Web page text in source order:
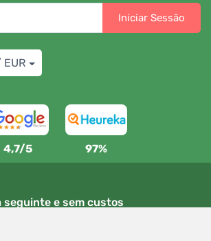
Iniciar Sessão
4,7/5 97%
seguinte e sem custos
para encomendas superiores a 80 EUR